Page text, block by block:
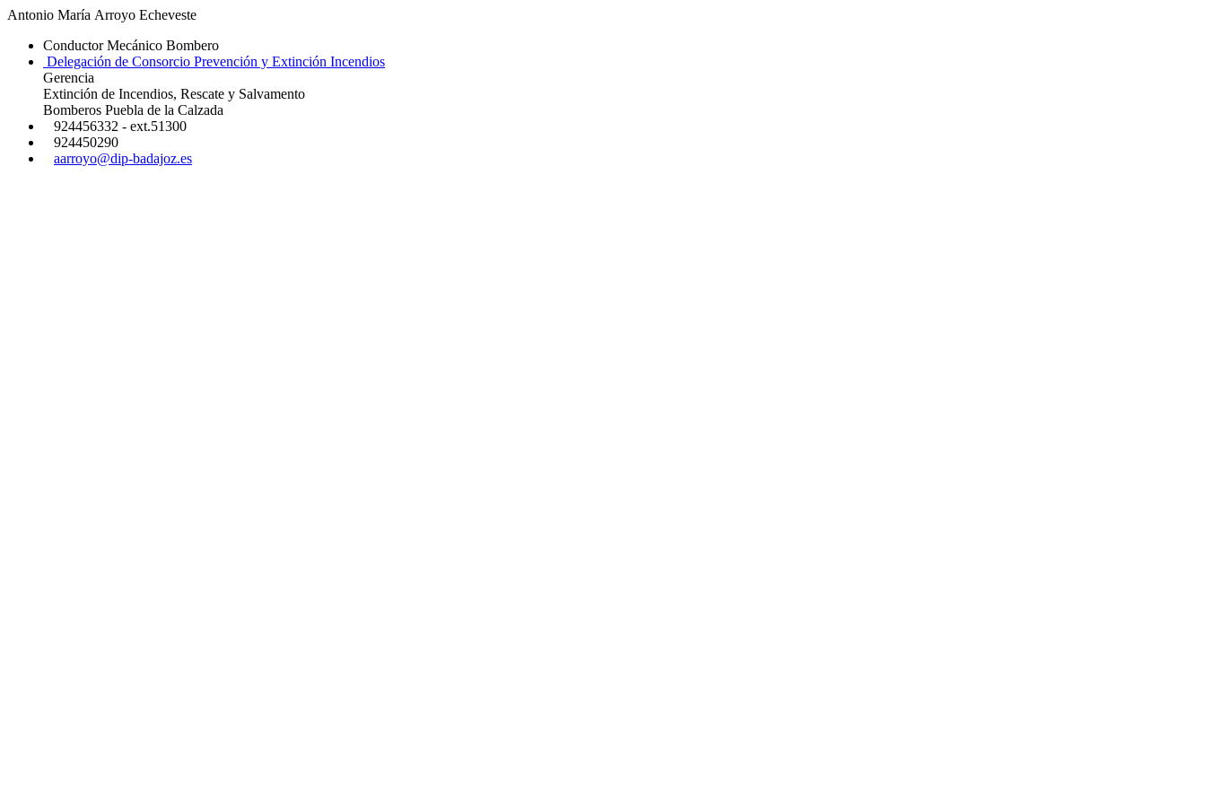
Antonio María Arroyo Echeveste
Conductor Mecánico Bombero
Delegación de Consorcio Prevención y Extinción Incendios
Gerencia
Extinción de Incendios, Rescate y Salvamento
Bomberos Puebla de la Calzada
924456332 - ext.51300
924450290
aarroyo@dip-badajoz.es